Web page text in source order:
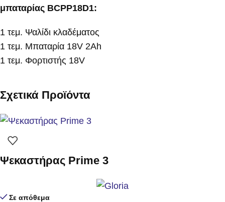
μπαταρίας BCPP18D1:
1 τεμ. Ψαλίδι κλαδέματος
1 τεμ. Μπαταρία 18V 2Ah
1 τεμ. Φορτιστής 18V
Σχετικά Προϊόντα
Ψεκαστήρας Prime 3
Σε απόθεμα